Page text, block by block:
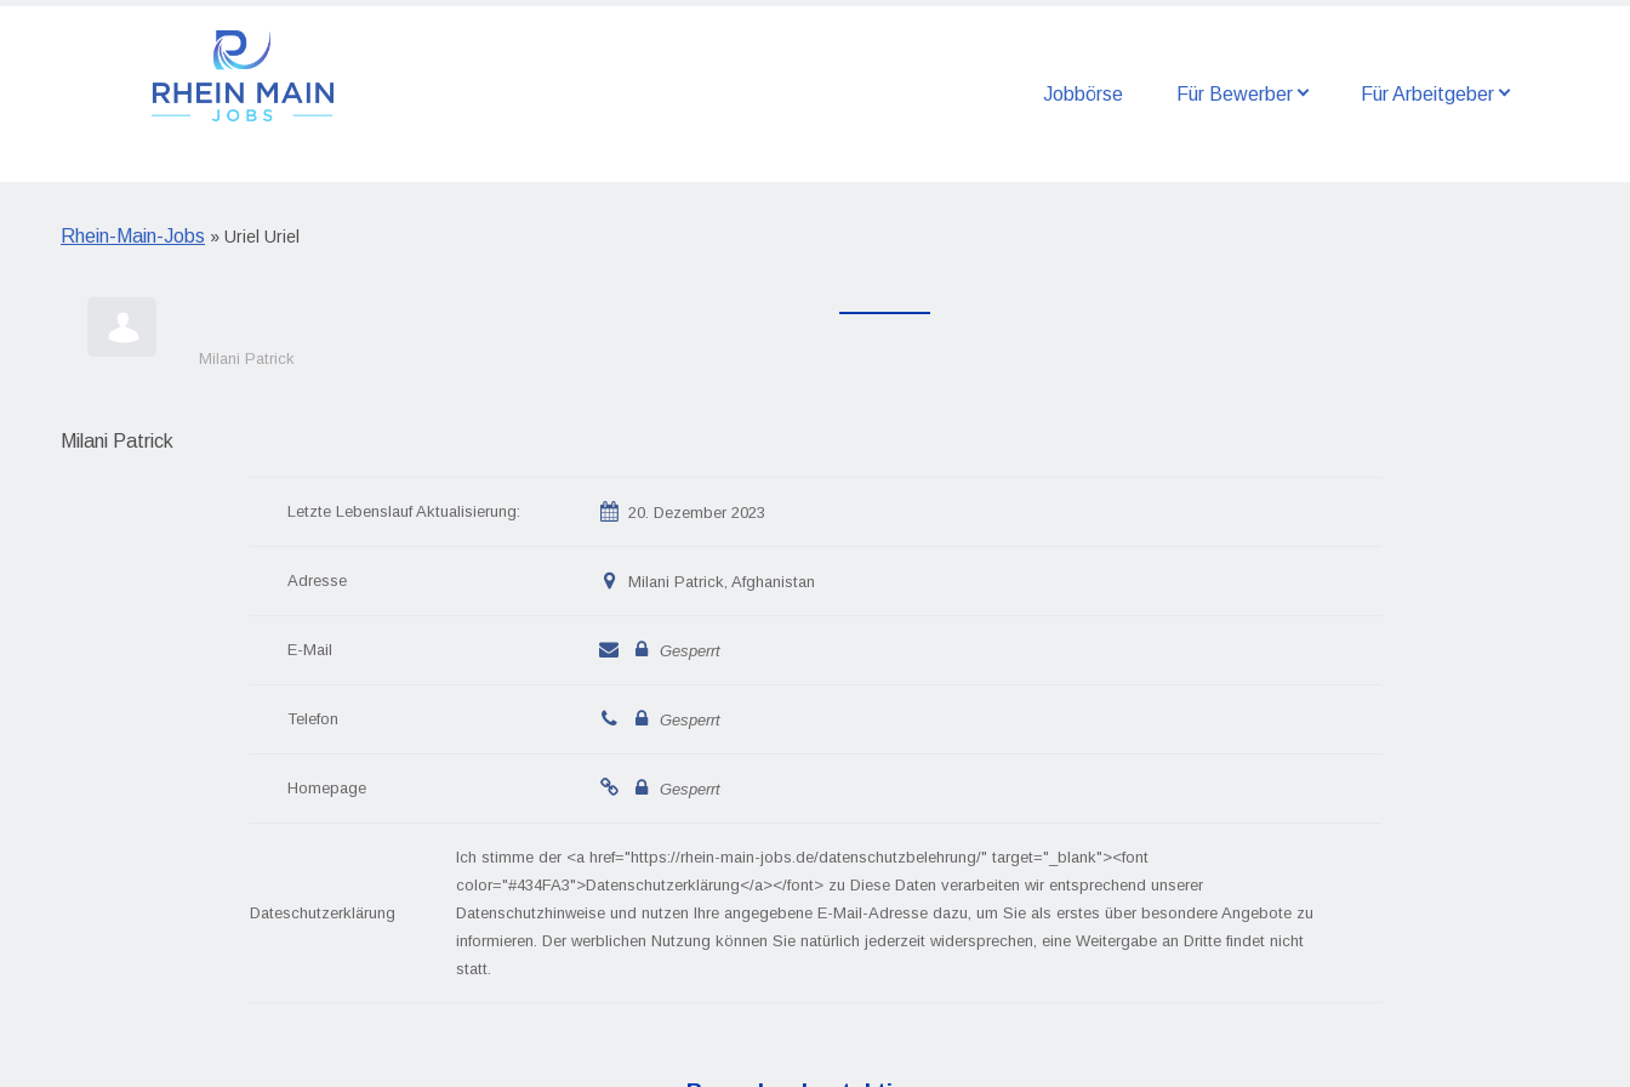
Jobbörse Für Bewerber Für Arbeitgeber
Rhein-Main-Jobs » Uriel Uriel
Milani Patrick
Milani Patrick
Letzte Lebenslauf Aktualisierung: 20. Dezember 2023
Adresse Milani Patrick, Afghanistan
E-Mail Gesperrt
Telefon Gesperrt
Homepage Gesperrt
Dateschutzerklärung
Ich stimme der <a href="https://rhein-main-jobs.de/datenschutzbelehrung/" target="_blank"><font
color="#434FA3">Datenschutzerklärung</a></font> zu Diese Daten verarbeiten wir entsprechend unserer
Datenschutzhinweise und nutzen Ihre angegebene E-Mail-Adresse dazu, um Sie als erstes über besondere Angebote zu
informieren. Der werblichen Nutzung können Sie natürlich jederzeit widersprechen, eine Weitergabe an Dritte findet nicht
statt.